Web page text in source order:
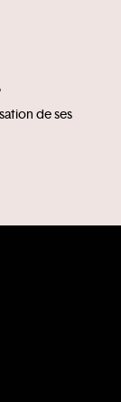
de ses